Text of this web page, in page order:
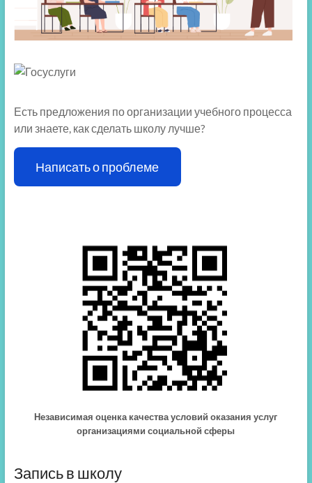
Есть предложения по организации учебного процесса
или знаете, как сделать школу лучше?
Написать о проблеме
Независимая оценка качества условий оказания услуг
организациями социальной сферы
Запись в школу